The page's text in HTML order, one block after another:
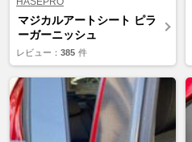
マジカルアートシート ピラ
ーガーニッシュ
レビュー： 385 件